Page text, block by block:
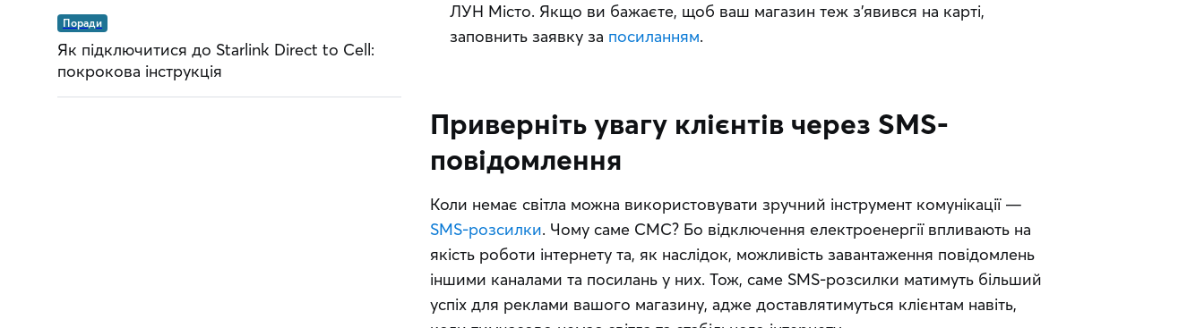
ЛУН Місто. Якщо ви бажаєте, щоб ваш магазин теж з’явився на карті,
заповнить заявку за посиланням.
Приверніть увагу клієнтів через SMS-
повідомлення
SMS-розсилки. Чому саме СМС? Бо відключення електроенергії впливають на
якість роботи інтернету та, як наслідок, можливість завантаження повідомлень
іншими каналами та посилань у них. Тож, саме SMS-розсилки матимуть більший
успіх для реклами вашого магазину, адже доставлятимуться клієнтам навіть,
Поради
Як підключитися до Starlink Direct to Cell:
покрокова інструкція